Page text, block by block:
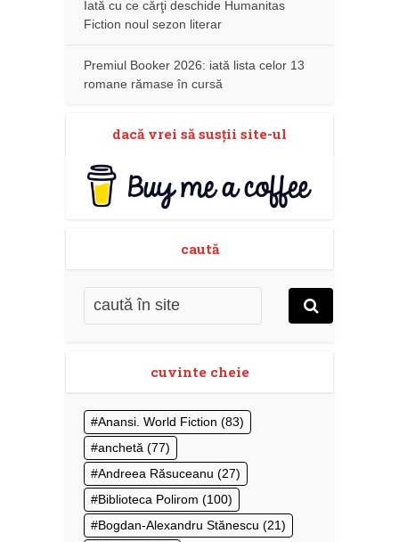
Iată cu ce cărţi deschide Humanitas
Fiction noul sezon literar
Premiul Booker 2026: iată lista celor 13
romane rămase în cursă
dacă vrei să susţii site-ul
caută
cuvinte cheie
Anansi. World Fiction (83)
anchetă (77)
Andreea Răsuceanu (27)
Biblioteca Polirom (100)
Bogdan-Alexandru Stănescu (21)